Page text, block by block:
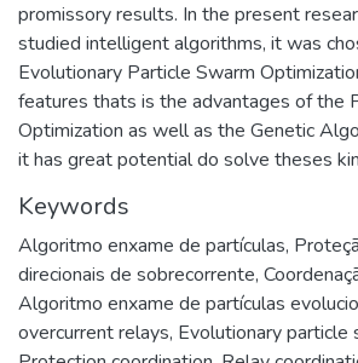
promissory results. In the present
studied intelligent algorithms, it was
Evolutionary Particle Swarm
features thats is the advantages of the
Optimization as well as the Genetic
it has great potential do solve theses
Keywords
Algoritmo enxame de partículas,
direcionais de sobrecorrente,
Algoritmo enxame de partículas
overcurrent relays, Evolutionary particle